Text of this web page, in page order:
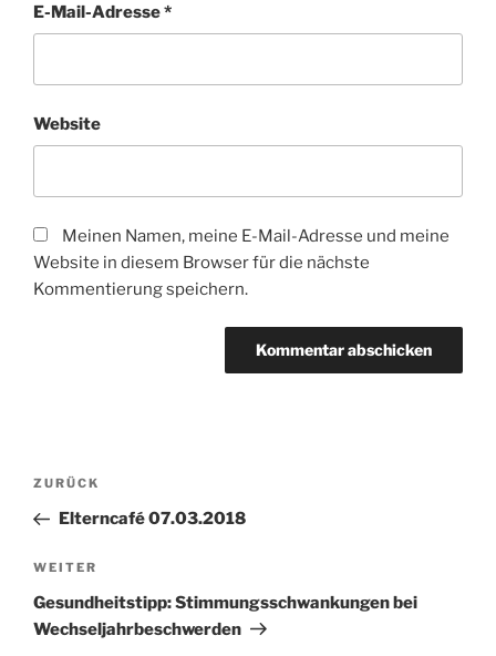
E-Mail-Adresse*
Website
Meinen Namen, meine E-Mail-Adresse und meine
Website in diesem Browser für die nächste
Kommentierung speichern.
Beitragsnavigation
Vorheriger
Beitrag
ZURÜCK
Elterncafé 07.03.2018
Nächster
Beitrag
WEITER
Gesundheitstipp: Stimmungsschwankungen bei
Wechseljahrbeschwerden